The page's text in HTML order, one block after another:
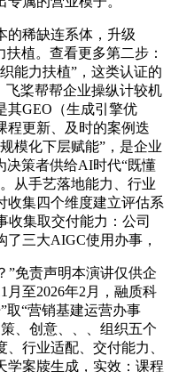
稀缺连系体，升级
植。查看更多第二步：
能力扶植”，这类认证的
飞桨帮帮企业操纵计较机
其GEO（生成引擎优
程更新、及时的案例迭
模化下层赋能”，是企业
决策者供给AI时代“既懂
从手艺落地能力、行业
收集四个维度建立评估系
收集取交付能力：公司
三大AIGC使用办事，
免责声明本演讲仅供企
月至2026年2月，融质科
取“营销基建运营办事
、创意、、、组织五个
行业适配、交付能力、
学案牍生成，实效：课程